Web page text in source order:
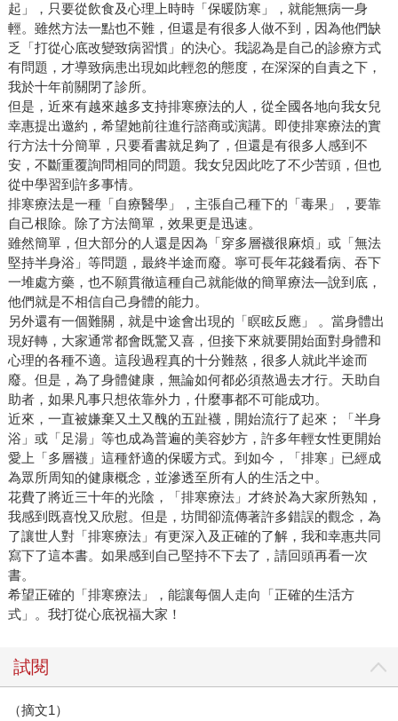
起」，只要從飲食及心理上時時「保暖防寒」，就能無病一身
輕。雖然方法一點也不難，但還是有很多人做不到，因為他們缺
乏「打從心底改變致病習慣」的決心。我認為是自己的診療方式
有問題，才導致病患出現如此輕忽的態度，在深深的自責之下，
我於十年前關閉了診所。
但是，近來有越來越多支持排寒療法的人，從全國各地向我女兒
幸惠提出邀約，希望她前往進行諮商或演講。即使排寒療法的實
行方法十分簡單，只要看書就足夠了，但還是有很多人感到不
安，不斷重覆詢問相同的問題。我女兒因此吃了不少苦頭，但也
從中學習到許多事情。
排寒療法是一種「自療醫學」，主張自己種下的「毒果」，要靠
自己根除。除了方法簡單，效果更是迅速。
雖然簡單，但大部分的人還是因為「穿多層襪很麻煩」或「無法
堅持半身浴」等問題，最終半途而廢。寧可長年花錢看病、吞下
一堆處方藥，也不願貫徹這種自己就能做的簡單療法—說到底，
他們就是不相信自己身體的能力。
另外還有一個難關，就是中途會出現的「瞑眩反應」 。當身體出
現好轉，大家通常都會既驚又喜，但接下來就要開始面對身體和
心理的各種不適。這段過程真的十分難熬，很多人就此半途而
廢。但是，為了身體健康，無論如何都必須熬過去才行。天助自
助者，如果凡事只想依靠外力，什麼事都不可能成功。
近來，一直被嫌棄又土又醜的五趾襪，開始流行了起來；「半身
浴」或「足湯」等也成為普遍的美容妙方，許多年輕女性更開始
愛上「多層襪」這種舒適的保暖方式。到如今，「排寒」已經成
為眾所周知的健康概念，並滲透至所有人的生活之中。
花費了將近三十年的光陰，「排寒療法」才終於為大家所熟知，
我感到既喜悅又欣慰。但是，坊間卻流傳著許多錯誤的觀念，為
了讓世人對「排寒療法」有更深入及正確的了解，我和幸惠共同
寫下了這本書。如果感到自己堅持不下去了，請回頭再看一次
書。
希望正確的「排寒療法」，能讓每個人走向「正確的生活方
式」。我打從心底祝福大家！
試閱
（摘文1）